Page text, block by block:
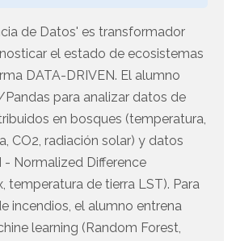
de Datos' es transformador
el estado de ecosistemas
DATA-DRIVEN. El alumno
para analizar datos de
en bosques (temperatura,
CO2, radiación solar) y datos
- Normalized Difference
temperatura de tierra LST). Para
incendios, el alumno entrena
learning (Random Forest,